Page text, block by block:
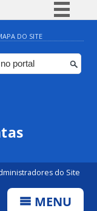
BR
Participe
Canais
DO SITE
do Site
MENU